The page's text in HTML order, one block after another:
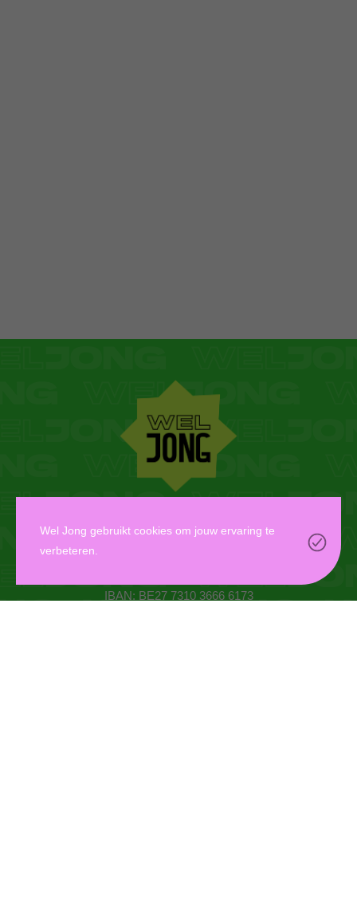
IBAN: BE27 7310 3666 6173
Wel Jong gebruikt cookies om jouw ervaring te
verbeteren.